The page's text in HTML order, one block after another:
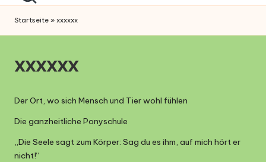
Startseite » xxxxxx
xxxxxx
Der Ort, wo sich Mensch und Tier wohl fühlen
Die ganzheitliche Ponyschule
„Die Seele sagt zum Körper: Sag du es ihm, auf mich hört er
nicht!“